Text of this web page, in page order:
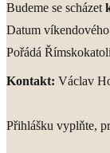
Budeme se scházet
Datum
Pořádá
Kontakt: Václav
Přihlášku vyplňte,